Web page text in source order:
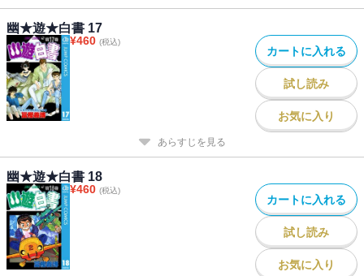
幽★遊★白書 17
¥460 (税込)
カートに入れる
試し読み
お気に入り
あらすじを見る
幽★遊★白書 18
¥460 (税込)
カートに入れる
試し読み
お気に入り